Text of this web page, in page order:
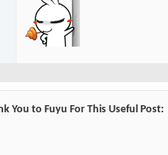
You to Fuyu For This Useful Post: